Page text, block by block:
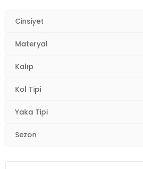
Cinsiyet
Materyal
Kalıp
Kol Tipi
Yaka Tipi
Sezon